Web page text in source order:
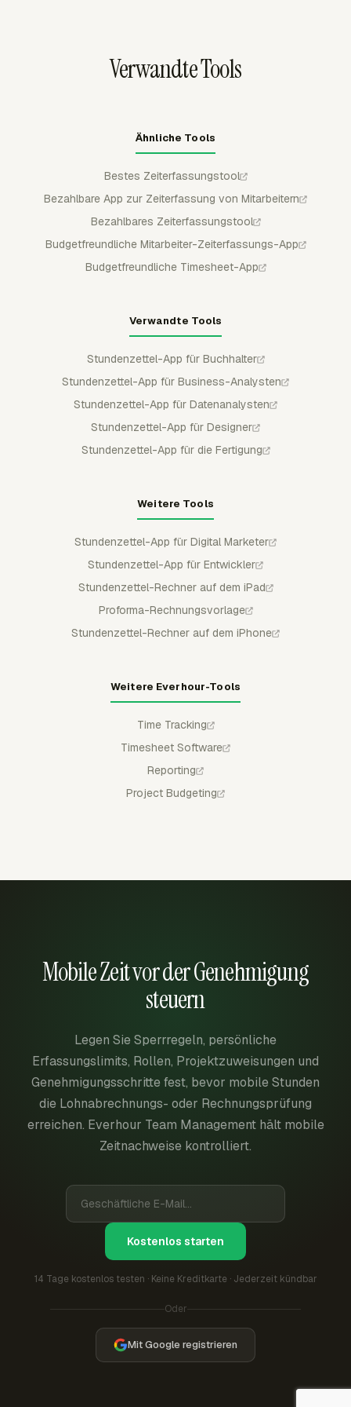
Verwandte Tools
Ähnliche Tools
Bestes Zeiterfassungstool
Bezahlbare App zur Zeiterfassung von Mitarbeitern
Bezahlbares Zeiterfassungstool
Budgetfreundliche Mitarbeiter-Zeiterfassungs-App
Budgetfreundliche Timesheet-App
Verwandte Tools
Stundenzettel-App für Buchhalter
Stundenzettel-App für Business-Analysten
Stundenzettel-App für Datenanalysten
Stundenzettel-App für Designer
Stundenzettel-App für die Fertigung
Weitere Tools
Stundenzettel-App für Digital Marketer
Stundenzettel-App für Entwickler
Stundenzettel-Rechner auf dem iPad
Proforma-Rechnungsvorlage
Stundenzettel-Rechner auf dem iPhone
Weitere Everhour-Tools
Time Tracking
Timesheet Software
Reporting
Project Budgeting
Mobile Zeit vor der Genehmigung
steuern
Legen Sie Sperrregeln, persönliche
Erfassungslimits, Rollen, Projektzuweisungen und
Genehmigungsschritte fest, bevor mobile Stunden
die Lohnabrechnungs- oder Rechnungsprüfung
erreichen. Everhour Team Management hält mobile
Zeitnachweise kontrolliert.
Kostenlos starten
14 Tage kostenlos testen · Keine Kreditkarte · Jederzeit kündbar
Oder
Mit Google registrieren